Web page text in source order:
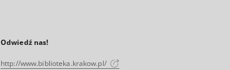
Odwiedź nas!
http://www.biblioteka.krakow.pl/